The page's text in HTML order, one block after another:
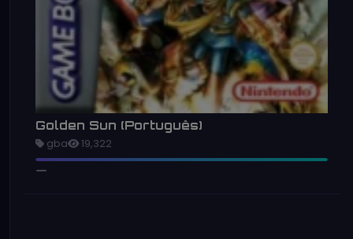
Golden Sun (Português)
gba 19,322